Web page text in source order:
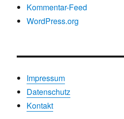
Kommentar-Feed
WordPress.org
Impressum
Datenschutz
Kontakt